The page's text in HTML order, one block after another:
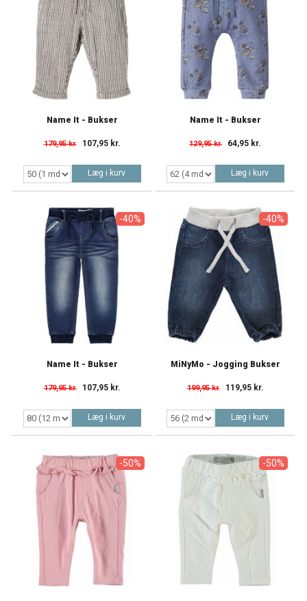
Name It - Bukser
179,95 kr. 107,95 kr.
Læg i kurv
Name It - Bukser
129,95 kr. 64,95 kr.
Læg i kurv
-40%
Name It - Bukser
179,95 kr. 107,95 kr.
Læg i kurv
-40%
MiNyMo - Jogging Bukser
199,95 kr. 119,95 kr.
Læg i kurv
-50% -50%